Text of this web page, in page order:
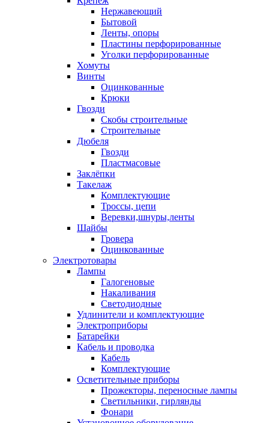
Нержавеющий
Бытовой
Ленты, опоры
Пластины перфорированные
Уголки перфорированные
Хомуты
Винты
Оцинкованные
Крюки
Гвозди
Скобы строительные
Строительные
Дюбеля
Гвозди
Пластмасовые
Заклёпки
Такелаж
Комплектующие
Троссы, цепи
Веревки,шнуры,ленты
Шайбы
Гровера
Оцинкованные
Электротовары
Лампы
Галогеновые
Накаливания
Светодиодные
Удлинители и комплектующие
Электроприборы
Батарейки
Кабель и проводка
Кабель
Комплектующие
Осветительные приборы
Прожекторы, переносные лампы
Светильники, гирлянды
Фонари